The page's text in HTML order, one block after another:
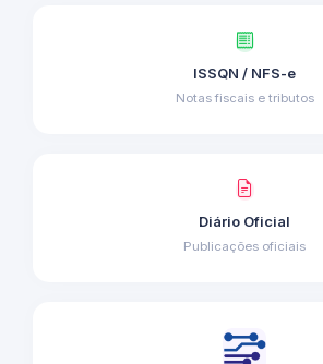
ISSQN / NFS-e
Notas fiscais e tributos
Diário Oficial
Publicações oficiais